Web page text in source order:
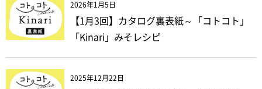
2026年1月5日
【1月3回】カタログ裏表紙～「コトコト」
「Kinari」みそレシピ
2025年12月22日